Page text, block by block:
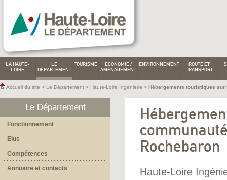
LA HAUTE-
LOIRE
LE
DÉPARTEMENT
TOURISME
ECONOMIE /
AMÉNAGEMENT
ENVIRONNEMENT
ROUTE ET
TRANSPORT
Accueil du site > Le Département > Haute-Loire Ingénierie > Hébergements touristiques sur
Le Département
Fonctionnement
Elus
Compétences
Annuaire et contacts
Rochebaron
Haute-Loire